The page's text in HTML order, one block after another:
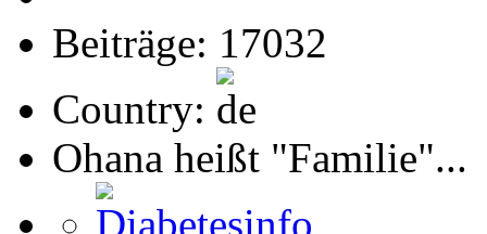
Beiträge: 17032
Country:
Ohana heißt "Familie"...